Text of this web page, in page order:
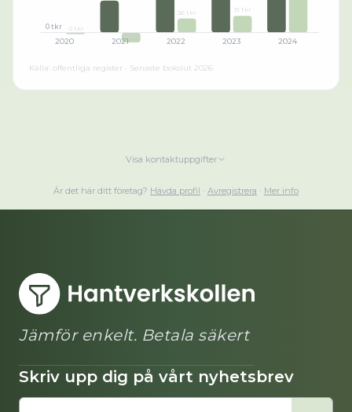
0 tkr -2 tkr
2020
-18 tkr
2021
26 tkr
2022
31 tkr
2023 2024
Källa: offentliga register · Senaste bokslut 2026
Visa kontaktuppgifter
Är det här ditt företag? Hävda profil · Avregistrera · Mer info
Jämför enkelt. Betala säkert
Skriv upp dig på vårt nyhetsbrev